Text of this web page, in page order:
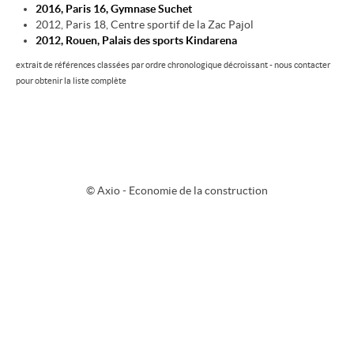
Contact
2016, Paris 16, Gymnase Suchet
2012, Paris 18, Centre sportif de la Zac Pajol
2012, Rouen, Palais des sports Kindarena
extrait de références classées par ordre chronologique décroissant - nous contacter
pour obtenir la liste complète
© Axio - Economie de la construction